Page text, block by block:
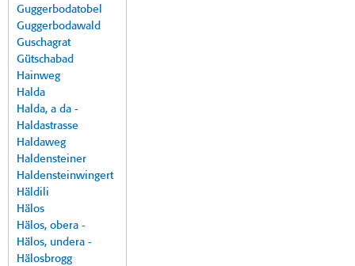
Guggerbodatobel
Guggerbodawald
Guschagrat
Gütschabad
Hainweg
Halda
Halda, a da -
Haldastrasse
Haldaweg
Haldensteiner
Haldensteinwingert
Häldili
Hälos
Hälos, obera -
Hälos, undera -
Hälosbrogg